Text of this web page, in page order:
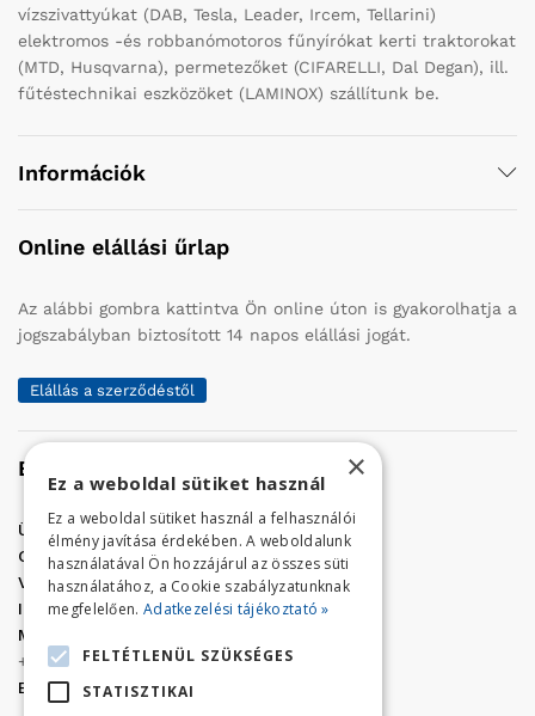
vízszivattyúkat (DAB, Tesla, Leader, Ircem, Tellarini)
elektromos -és robbanómotoros fűnyírókat kerti traktorokat
(MTD, Husqvarna), permetezőket (CIFARELLI, Dal Degan), ill.
fűtéstechnikai eszközöket (LAMINOX) szállítunk be.
Információk
Online elállási űrlap
Az alábbi gombra kattintva Ön online úton is gyakorolhatja a
jogszabályban biztosított 14 napos elállási jogát.
Elállás a szerződéstől
Elérhetőség
Üzletünk címe:Szolnok, Vércse út 17.
Golf Center Áruház:06 (56) 423-324
VÁR-Kert Áruház: 06 (56) 429-771
Iroda:06 (56) 421-857
Megrendelés, termék információ:
+36 (70) 938-3356
E-mail:
golfaruhaz@gmail.com
×
Ez a weboldal sütiket használ
Ez a weboldal sütiket használ a felhasználói
élmény javítása érdekében. A weboldalunk
használatával Ön hozzájárul az összes süti
használatához, a Cookie szabályzatunknak
megfelelően. Adatkezelési tájékoztató »
FELTÉTLENÜL SZÜKSÉGES
STATISZTIKAI